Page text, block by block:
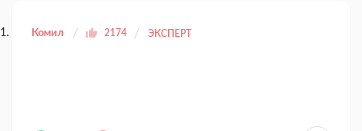
Комил 2174 ЭКСПЕРТ